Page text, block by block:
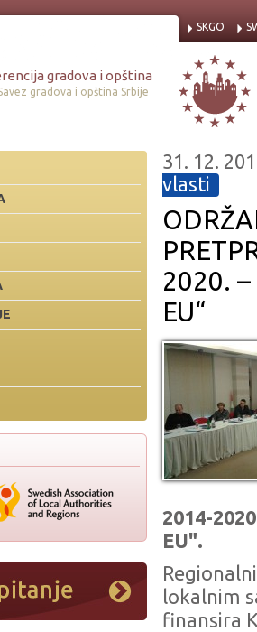
gradova i opština
gradova i opština Srbije
SKGO
31. 12.
vlasti
2020. –
EU“
2014-
EU".
lokalnim
finansira